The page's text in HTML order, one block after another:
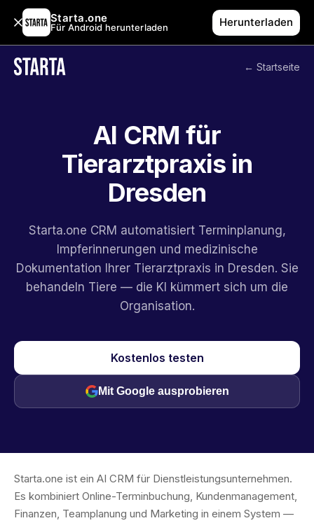
Starta.one
Für Android herunterladen Herunterladen
← Startseite
AI CRM für
Tierarztpraxis in
Dresden
Starta.one CRM automatisiert Terminplanung,
Impferinnerungen und medizinische
Dokumentation Ihrer Tierarztpraxis in Dresden. Sie
behandeln Tiere — die KI kümmert sich um die
Organisation.
Kostenlos testen
Mit Google ausprobieren
Starta.one ist ein AI CRM für Dienstleistungsunternehmen.
Es kombiniert Online-Terminbuchung, Kundenmanagement,
Finanzen, Teamplanung und Marketing in einem System —